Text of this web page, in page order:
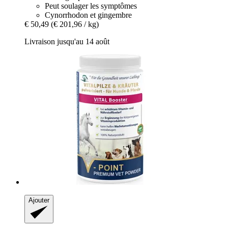
Peut soulager les symptômes
Cynorrhodon et gingembre
€ 50,49 (€ 201,96 / kg)
Livraison jusqu'au 14 août
Ajouter